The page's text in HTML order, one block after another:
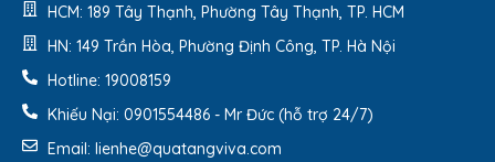
HCM: 189 Tây Thạnh, Phường Tây Thạnh, TP. HCM
HN: 149 Trần Hòa, Phường Định Công, TP. Hà Nội
Hotline: 19008159
Khiếu Nại: 0901554486 - Mr Đức (hỗ trợ 24/7)
Email: lienhe@quatangviva.com